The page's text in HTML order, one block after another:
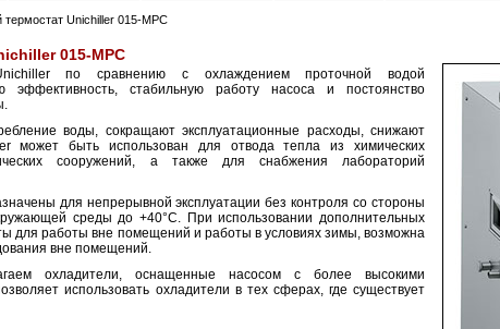
Unichiller 015-MPC
015-MPC
Unichiller по сравнению с охлаждением проточной водой
эффективность, стабильную работу насоса и постоянство
воды, сокращают эксплуатационные расходы, снижают
может быть использован для отвода тепла из химических
сооружений, а также для снабжения лабораторий
для непрерывной эксплуатации без контроля со стороны
среды до +40°C. При использовании дополнительных
для работы вне помещений и работы в условиях зимы, возможна
вне помещений.
охладители, оснащенные насосом с более высокими
использовать охладители в тех сферах, где существует